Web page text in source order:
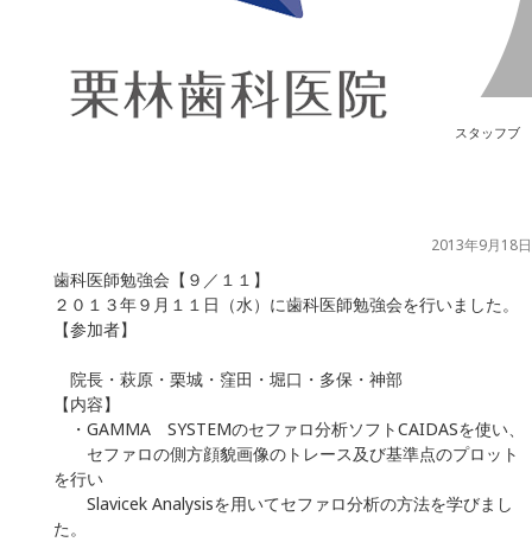
スタッフブ
2013年9月18日
歯科医師勉強会【９／１１】
２０１３年９月１１日（水）に歯科医師勉強会を行いました。
【参加者】
院長・萩原・栗城・窪田・堀口・多保・神部
【内容】
・GAMMA SYSTEMのセファロ分析ソフトCAIDASを使い、
セファロの側方顔貌画像のトレース及び基準点のプロット
を行い
Slavicek Analysisを用いてセファロ分析の方法を学びまし
た。